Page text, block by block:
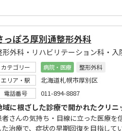
っぽろ厚別通整形外科
形外科・リハビリテーション科・入
カテゴリー 病院・医療
整形外科
エリア・駅
北海道札幌市厚別区
電話番号 011-894-8887
域に根ざした診療で開かれたクリニ
者さんの気持ち・目線に立った医療を
た治療で、症状の早期回復を目指して